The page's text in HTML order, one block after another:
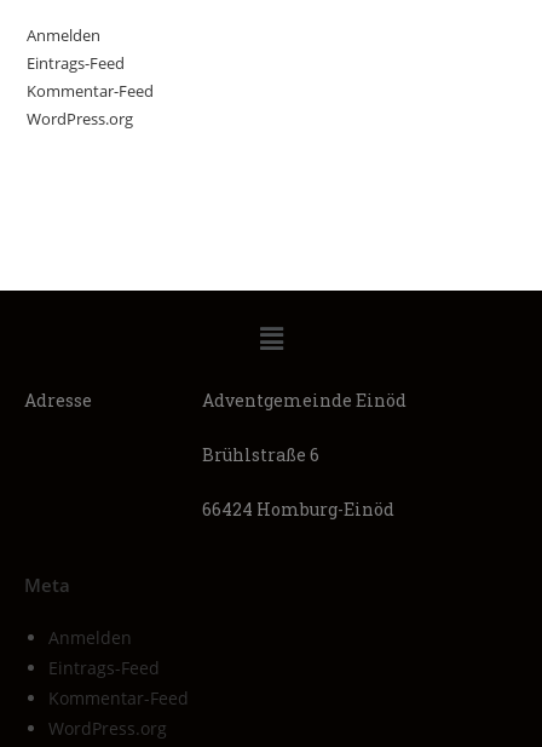
Anmelden
Eintrags-Feed
Kommentar-Feed
WordPress.org
Adresse Adventgemeinde Einöd
Brühlstraße 6
66424 Homburg-Einöd
Meta
Anmelden
Eintrags-Feed
Kommentar-Feed
WordPress.org